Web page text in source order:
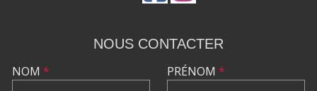
NOUS CONTACTER
NOM * PRÉNOM *